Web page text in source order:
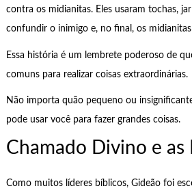
contra os midianitas. Eles usaram tochas,
confundir o inimigo e, no final, os
Essa história é um lembrete poderoso de
comuns para realizar coisas extraordinárias.
Não importa quão pequeno ou
pode usar você para fazer grandes coisas.
Chamado Divino e as
Como muitos líderes bíblicos, Gideão foi